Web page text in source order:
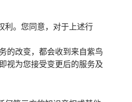
利。您同意，对于上述行
的改变，都会收到来自紫鸟
视为您接受变更后的服务及